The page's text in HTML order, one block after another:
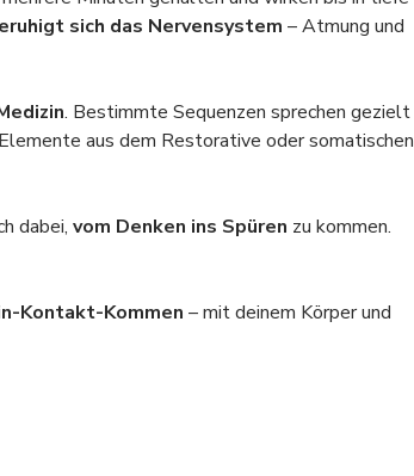
sich das Nervensystem – Atmung und
. Bestimmte Sequenzen sprechen gezielt
aus dem Restorative oder somatischen
dabei, vom Denken ins Spüren zu kommen.
Kontakt-Kommen – mit deinem Körper und